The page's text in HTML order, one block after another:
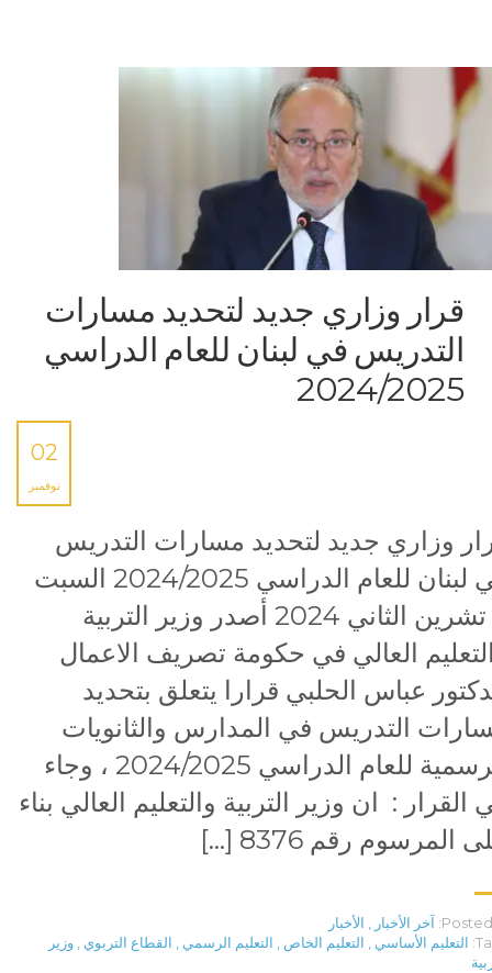
قرار وزاري جديد لتحديد مسارات
التدريس في لبنان للعام الدراسي
2024/2025
02
نوفمبر
وزاري جديد لتحديد مسارات التدريس
في لبنان للعام الدراسي 2024/2025 السبت
2 تشرين الثاني 2024 أصدر وزير التربية
العالي في حكومة تصريف الاعمال
عباس الحلبي قرارا يتعلق بتحديد
التدريس في المدارس والثانويات
الرسمية للعام الدراسي 2024/2025 ، وجاء
القرار : ان وزير التربية والتعليم العالي بناء
المرسوم رقم 8376 […]
Posted آخر الأخبار , الأخبار
التعليم الأساسي , التعليم الخاص , التعليم الرسمي , القطاع التربوي , وزير